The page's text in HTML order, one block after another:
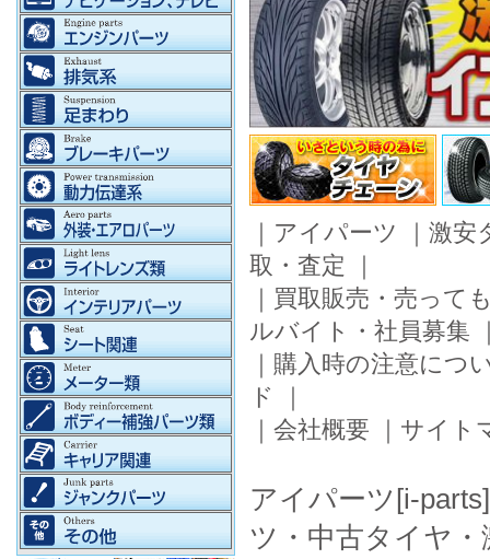
｜ アイパーツ ｜ 激安
取・査定 ｜
｜ 買取販売・売って
ルバイト・社員募集
｜ 購入時の注意につ
ド
｜
｜ 会社概要 ｜ サイト
アイパーツ[i-
ツ・中古タイヤ